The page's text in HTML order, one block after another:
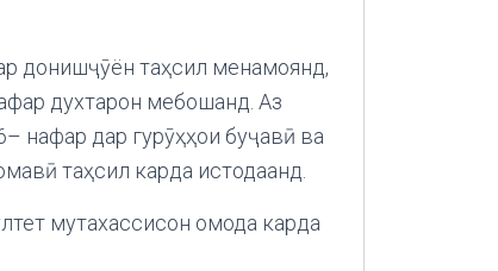
донишҷӯён таҳсил менамоянд,
духтарон мебошанд. Аз
нафар дар гурӯҳҳои буҷавӣ ва
таҳсил карда истодаанд.
мутахассисон омода карда